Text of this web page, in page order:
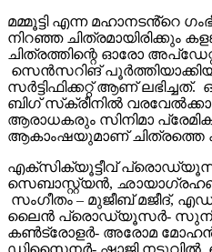
മമ്മൂട്ടി എന്ന മഹാനടൻ്റെ
നിറഞ്ഞ ചിത്രമായിരിക്കും
ചിത്രത്തിന്റെ ഓരോ
സെൻസറിങ് പൂർത്തിയാക്കിയ
സർട്ടിഫിക്കറ്റ് ആണ് ലഭിച്ചത്.
ബിഗ് സ്‌ക്രീനിൽ
ആരാധകരും സിനിമാ
ആകാംഷയുമാണ് ചിത്രത്തെ
എക്സിക്യൂട്ടീവ്
സെബാസ്റ്റ്യൻ,
സംഗീതം – മുജീബ് മജീദ്,
ലൈൻ പ്രൊഡ്യൂസർ-
കൺട്രോളർ- അരോമ
ഡിസൈനർ- ഷാജി